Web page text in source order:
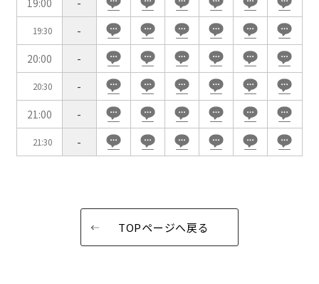
19:30
-
20:00
-
20:30
-
21:00
-
21:30 -
TOPページへ戻る
こだわり条件※複数選択可能
特長で選ぶ
駅直結
天井高3.5ｍ以上
窓があり開放感のある
会場
喫煙所あり
時間貸し駐車場あり
専有回線(NURO)あり
用途で選ぶ